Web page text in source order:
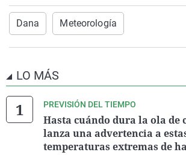
Dana Meteorología
LO MÁS
PREVISIÓN DEL TIEMPO
Hasta cuándo dura la ola de
lanza una advertencia a
temperaturas extremas de